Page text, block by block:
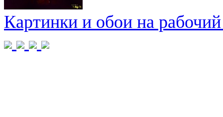
Картинки и обои на